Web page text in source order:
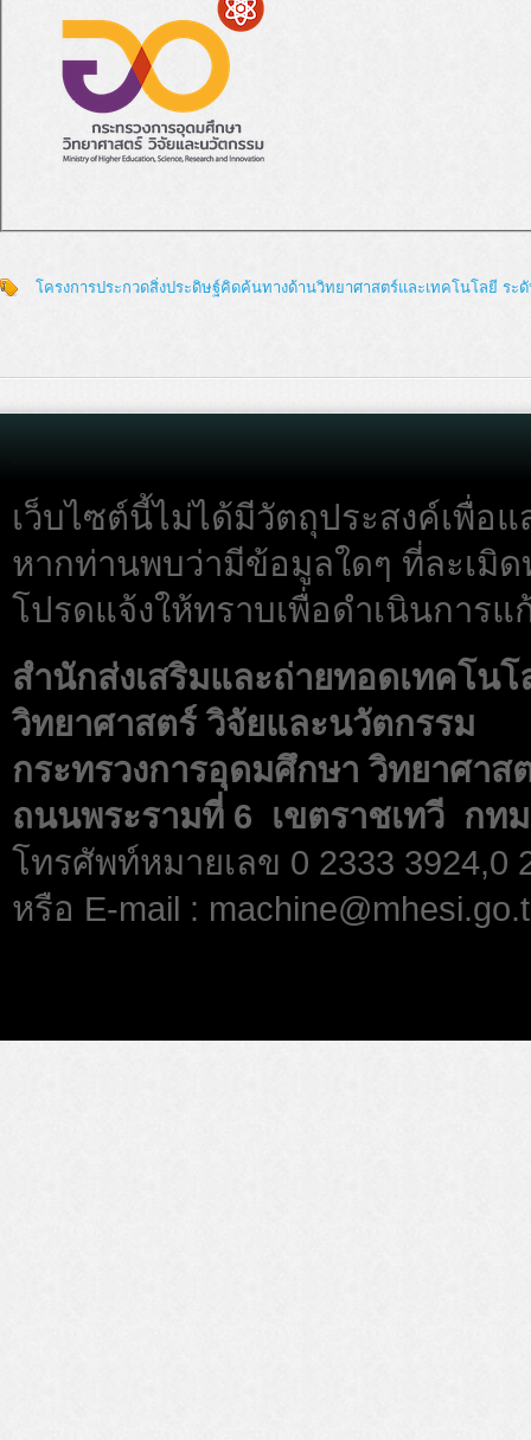
โครงการประกวดสิ่งประดิษฐ์คิดค้นทางด้านวิทยาศาสตร์และเทคโนโลยี ระ
เว็บไซต์นี้ไม่ได้มีวัตถุประสงค์เพื่อแ
หากท่านพบว่ามีข้อมูลใดๆ ที่ละเมิ
โปรดแจ้งให้ทราบเพื่อดำเนินการ
สำนักส่งเสริมและถ่ายทอดเทคโน
วิทยาศาสตร์ วิจัยและนวัตกรรม
กระทรวงการอุดมศึกษา วิทยาศาส
ถนนพระรามที่ 6 เขตราชเทวี กทม
โทรศัพท์หมายเลข 0 2333 3924,0
หรือ E-mail :